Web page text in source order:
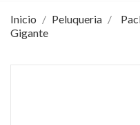
Inicio Peluqueria
Gigante